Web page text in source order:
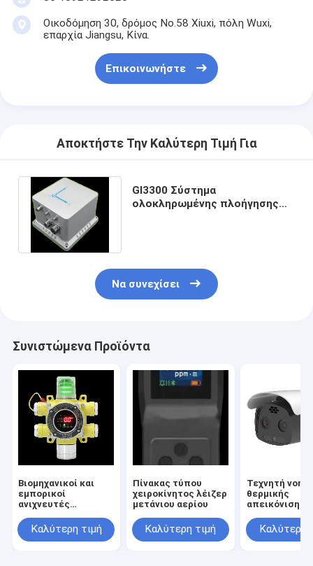
Οικοδόμηση 30, δρόμος No.58 Xiuxi, πόλη Wuxi,
επαρχία Jiangsu, Κίνα.
Επικοινωνήστε
Αποκτήστε Την Καλύτερη Τιμή Για
GI3300 Σύστημα
ολοκληρωμένης πλοήγησης
Να συνεχίσει
Συνιστώμενα Προϊόντα
Βιομηχανικοί και
εμπορικοί
ανιχνευτές
σημειακού τύπου
Καλύτερη τιμή
Πίνακας τύπου
χειροκίνητος λέιζερ
μετάνιου αερίου
Καλύτερη τιμή
Τεχνητή
θερμικής
απεικόνισης
Καλύτερη